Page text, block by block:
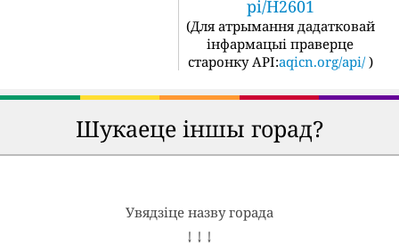
pi/H2601
(Для атрымання дадатковай
інфармацыі праверце
старонку API:aqicn.org/api/ )
Шукаеце іншы горад?
Увядзіце назву горада
↓ ↓ ↓